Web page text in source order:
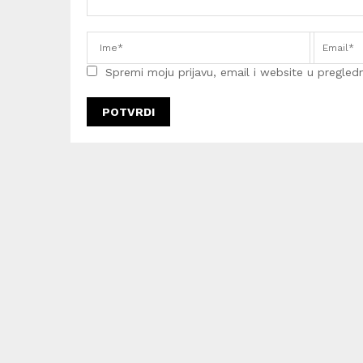
Spremi moju prijavu, email i website u